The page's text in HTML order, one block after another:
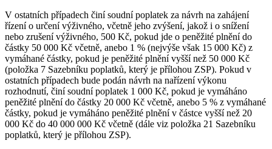
V ostatních případech činí soudní poplatek za návrh na zahájení
řízení o určení výživného, včetně jeho zvýšení, jakož i o snížení
nebo zrušení výživného, 500 Kč, pokud jde o peněžité plnění do
částky 50 000 Kč včetně, anebo 1 % (nejvýše však 15 000 Kč) z
vymáhané částky, pokud je peněžité plnění vyšší než 50 000 Kč
(položka 7 Sazebníku poplatků, který je přílohou ZSP). Pokud v
ostatních případech bude podán návrh na nařízení výkonu
rozhodnutí, činí soudní poplatek 1 000 Kč, pokud je vymáháno
peněžité plnění do částky 20 000 Kč včetně, anebo 5 % z vymáhané
částky, pokud je vymáháno peněžité plnění v částce vyšší než 20
000 Kč do 40 000 000 Kč včetně (dále viz položka 21 Sazebníku
poplatků, který je přílohou ZSP).